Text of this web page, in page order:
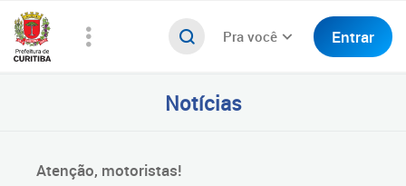
Pra você Entrar
Notícias
Atenção, motoristas!